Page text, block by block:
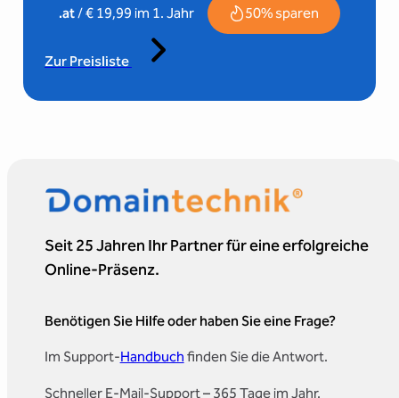
.at/ € 19,99 im 1. Jahr 50% sparen
Zur Preisliste
Seit 25 Jahren Ihr Partner für eine erfolgreiche
Online-Präsenz.
Benötigen Sie Hilfe oder haben Sie eine Frage?
Im Support-Handbuch finden Sie die Antwort.
Schneller E-Mail-Support – 365 Tage im Jahr.